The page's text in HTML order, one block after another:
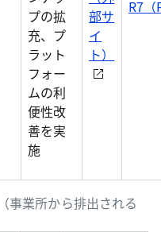
プの拡
充、プ
ラット
フォー
ムの利
便性改
善を実
施
部サ
イ
ト）
R7
事業所から排出される